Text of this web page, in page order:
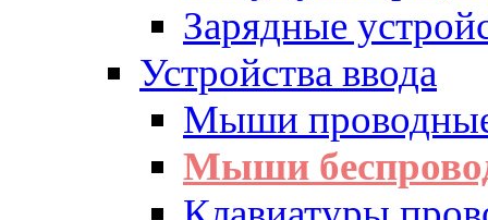
Зарядные
Устройства ввода
Мыши
Мыши